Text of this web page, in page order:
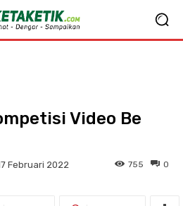
Video Be
Februari 2022 0
755